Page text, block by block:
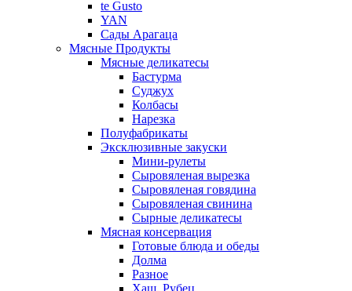
te Gusto
YAN
Сады Арагаца
Мясные Продукты
Мясные деликатесы
Бастурма
Суджух
Колбасы
Нарезка
Полуфабрикаты
Эксклюзивные закуски
Мини-рулеты
Сыровяленая вырезка
Сыровяленая говядина
Сыровяленая свинина
Сырные деликатесы
Мясная консервация
Готовые блюда и обеды
Долма
Разное
Хаш. Рубец